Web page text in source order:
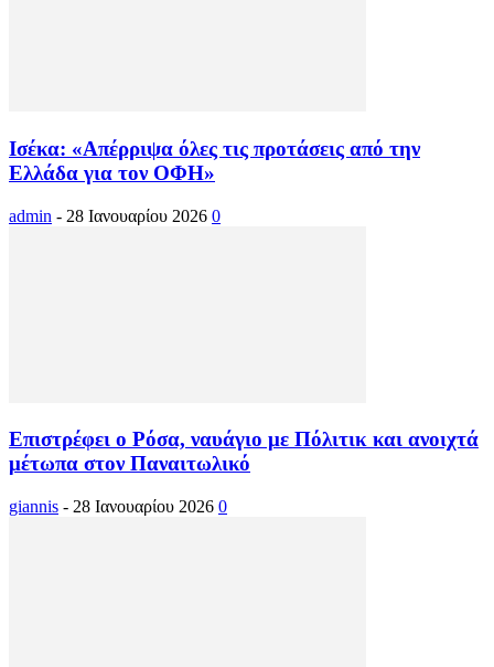
Ισέκα: «Απέρριψα όλες τις προτάσεις από την
Ελλάδα για τον ΟΦΗ»
admin - 28 Ιανουαρίου 2026 0
Επιστρέφει ο Ρόσα, ναυάγιο με Πόλιτικ και ανοιχτά
μέτωπα στον Παναιτωλικό
giannis - 28 Ιανουαρίου 2026 0